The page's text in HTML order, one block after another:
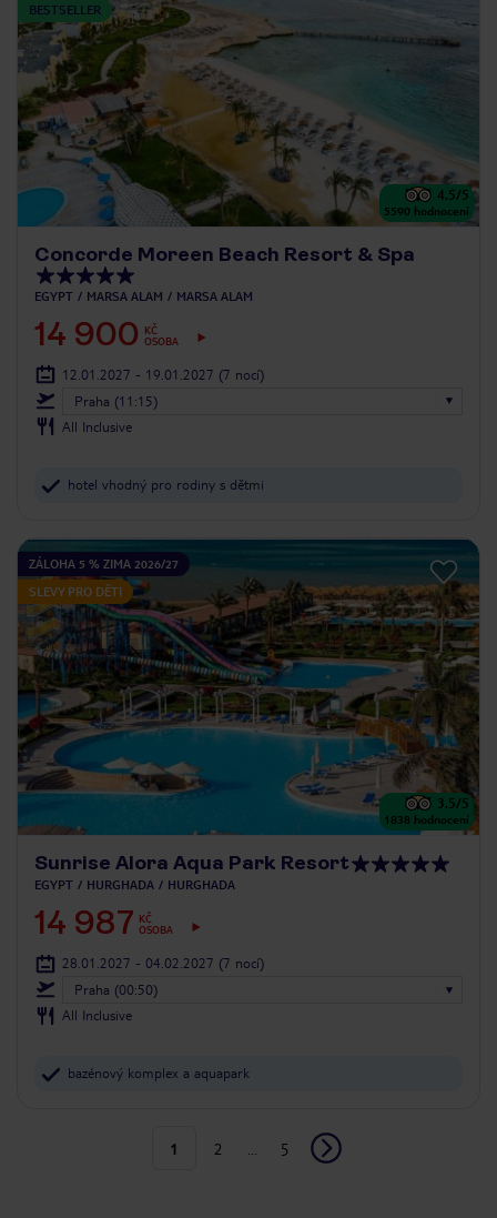
BESTSELLER
4.5/5
5590 hodnocení
Concorde Moreen Beach Resort & Spa
EGYPT MARSA ALAM MARSA ALAM
14 900
KČ
OSOBA
12.01.2027 - 19.01.2027 (7 nocí)
Praha (11:15)
All Inclusive
hotel vhodný pro rodiny s dětmi
ZÁLOHA 5 % ZIMA 2026/27
SLEVY PRO DĚTI
3.5/5
1838 hodnocení
Sunrise Alora Aqua Park Resort
EGYPT HURGHADA HURGHADA
14 987 KČ
OSOBA
28.01.2027 - 04.02.2027 (7 nocí)
Praha (00:50)
All Inclusive
bazénový komplex a aquapark
1 2 5